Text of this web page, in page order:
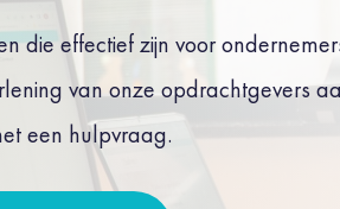
die effectief zijn voor
van onze opdrachtgevers
een hulpvraag.